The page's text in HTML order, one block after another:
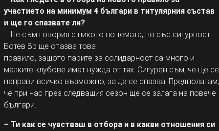
участието на минимум 4 българи в титулярния състав
и ще го спазвате ли?
– Не съм говорил с никого по темата, но със сигурност
Ботев Bp ще спазва това
правило, защото парите за солидарност са много и
малките клубове имат нужда от тях. Сигурен съм, че ще се
направи всичко възможно, за да се спазва. Предполагам,
че при нас през следващия сезон ще се залага на повече
българи.
– Ти как се чувстваш в отбора и в какви отношения си